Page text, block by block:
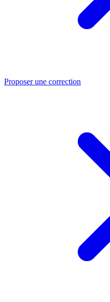
Proposer une correction